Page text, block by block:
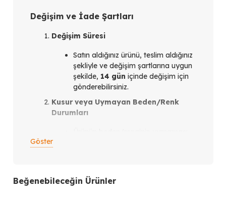
Değişim ve İade Şartları
Değişim Süresi
Satın aldığınız ürünü, teslim aldığınız
şekliyle ve değişim şartlarına uygun
şekilde, 14 gün içinde değişim için
gönderebilirsiniz.
Kusur veya Uymayan Beden/Renk
Durumları
içinde
gerekmektedir.
Göster
Beğenebileceğin Ürünler